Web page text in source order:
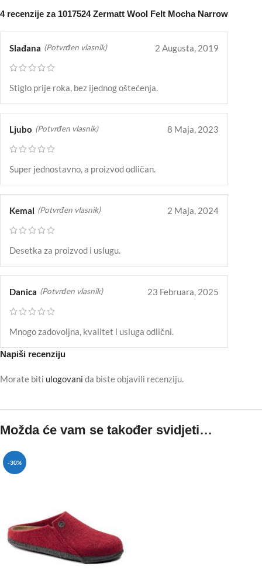
4 recenzije za 1017524 Zermatt Wool Felt Mocha Narrow
Slađana (Potvrđen vlasnik) 2 Augusta, 2019
Stiglo prije roka, bez ijednog oštećenja.
Ljubo (Potvrđen vlasnik) 8 Maja, 2023
Super jednostavno, a proizvod odličan.
Kemal (Potvrđen vlasnik) 2 Maja, 2024
Desetka za proizvod i uslugu.
Danica (Potvrđen vlasnik) 23 Februara, 2025
Mnogo zadovoljna, kvalitet i usluga odlični.
Napiši recenziju
Morate biti ulogovani da biste objavili recenziju.
Možda će vam se također svidjeti…
-30%